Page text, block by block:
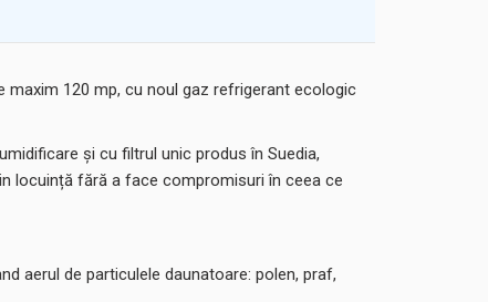
maxim 120 mp, cu noul gaz refrigerant ecologic
și cu filtrul unic produs în Suedia,
locuință fără a face compromisuri în ceea ce
aerul de particulele daunatoare: polen, praf,